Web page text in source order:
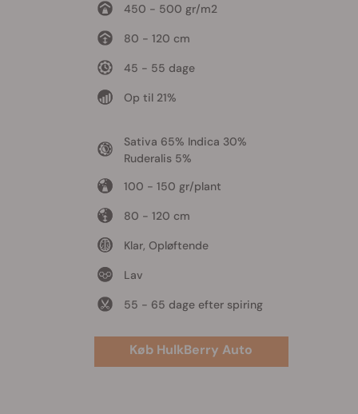
450 - 500 gr/m2
80 - 120 cm
45 - 55 dage
Op til 21%
Sativa 65% Indica 30%
Ruderalis 5%
100 - 150 gr/plant
80 - 120 cm
Klar, Opløftende
Lav
55 - 65 dage efter spiring
Køb HulkBerry Auto